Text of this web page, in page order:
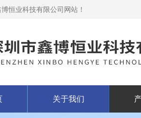
恒业科技有限公司网站！
关于我们